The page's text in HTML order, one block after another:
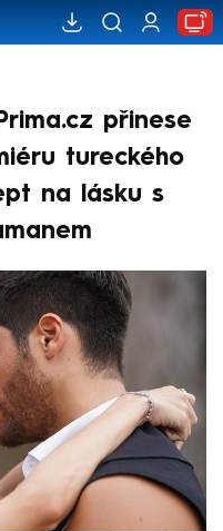
přinese
tureckého
na lásku s